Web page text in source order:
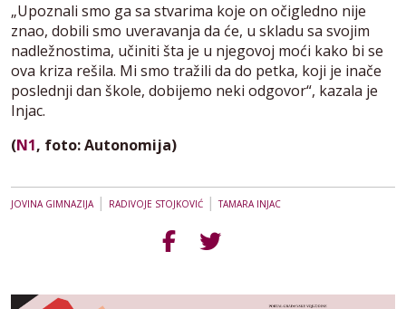
„Upoznali smo ga sa stvarima koje on očigledno nije
znao, dobili smo uveravanja da će, u skladu sa svojim
nadležnostima, učiniti šta je u njegovoj moći kako bi se
ova kriza rešila. Mi smo tražili da do petka, koji je inače
poslednji dan škole, dobijemo neki odgovor“, kazala je
Injac.
(N1, foto: Autonomija)
JOVINA GIMNAZIJA| RADIVOJE STOJKOVIĆ |TAMARA INJAC